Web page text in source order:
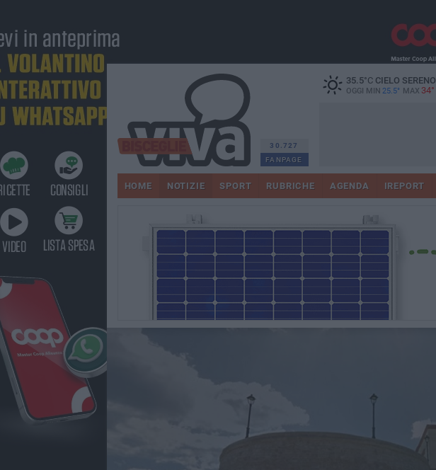
30.727
FANPAGE
35.5°CCIELO SERENO
OGGI MIN 25.5° MAX 34°
HOME NOTIZIE SPORT RUBRICHE AGENDA IREPORT